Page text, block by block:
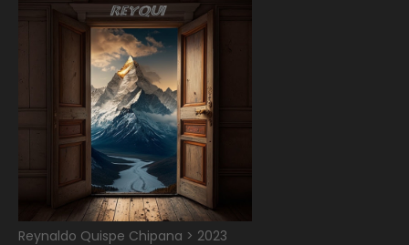
Reynaldo Quispe Chipana > 2023